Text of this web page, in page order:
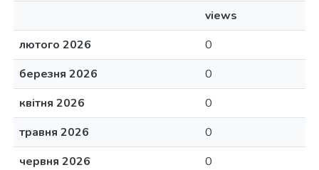
views
лютого 2026
0
березня 2026
0
квітня 2026
0
травня 2026
0
червня 2026
0